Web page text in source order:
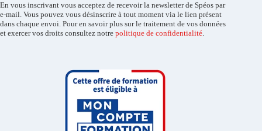
En vous inscrivant vous acceptez de recevoir la newsletter de Spéos par
e-mail. Vous pouvez vous désinscrire à tout moment via le lien présent
dans chaque envoi. Pour en savoir plus sur le traitement de vos données
et exercer vos droits consultez notre politique de confidentialité.